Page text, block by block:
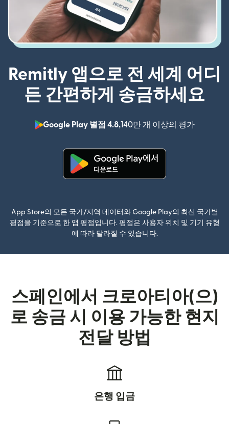
Remitly 앱으로 전 세계 어디
든 간편하게 송금하세요
Google Play 별점 4.8,140만 개 이상의 평가
App Store의 모든 국가/지역 데이터와 Google Play의 최신 국가별
평점을 기준으로 한 앱 평점입니다. 평점은 사용자 위치 및 기기 유형
에 따라 달라질 수 있습니다.
스페인에서 크로아티아(으)
로 송금 시 이용 가능한 현지
전달 방법
은행 입금